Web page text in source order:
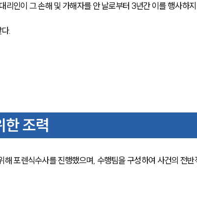
인이 그 손해 및 가해자를 안 날로부터 3년간 이를 행사하
.
한 조력
포렌식수사를 진행했으며, 수행팀을 구성하여 사건의 전반